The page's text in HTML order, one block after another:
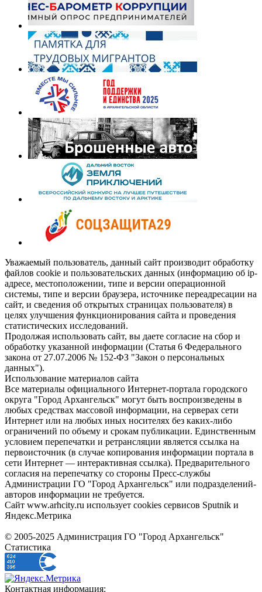
Уважаемый пользователь, данный сайт производит обработку
файлов cookie и пользовательских данных (информацию об ip-
адресе, местоположении, типе и версии операционной
системы, типе и версии браузера, источнике переадресации на
сайт, и сведения об открытых страницах пользователя) в
целях улучшения функционирования сайта и проведения
статистических исследований.
Продолжая использовать сайт, вы даете согласие на сбор и
обработку указанной информации (Статья 6 Федерального
закона от 27.07.2006 № 152-ФЗ "Закон о персональных
данных").
Использование материалов сайта
Все материалы официального Интернет-портала городского
округа "Город Архангельск" могут быть воспроизведены в
любых средствах массовой информации, на серверах сети
Интернет или на любых иных носителях без каких-либо
ограничений по объему и срокам публикации. Единственным
условием перепечатки и ретрансляции является ссылка на
первоисточник (в случае копирования информации портала в
сети Интернет — интерактивная ссылка). Предварительного
согласия на перепечатку со стороны Пресс-службы
Администрации ГО "Город Архангельск" или подразделений-
авторов информации не требуется.
Сайт www.arhcity.ru использует cookies сервисов Sputnik и
Яндекс.Метрика
© 2005-2025 Администрация ГО "Город Архангельск"
Статистика
Контактная информация: